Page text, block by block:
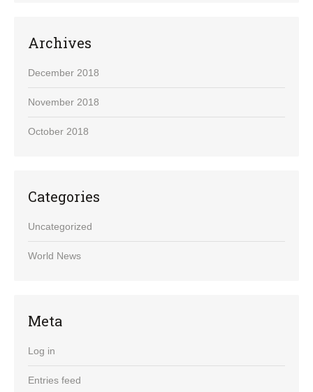
Archives
December 2018
November 2018
October 2018
Categories
Uncategorized
World News
Meta
Log in
Entries feed